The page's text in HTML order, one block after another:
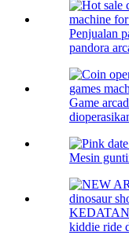
Penjualan
pandora
Game
Mesin
kiddie ride